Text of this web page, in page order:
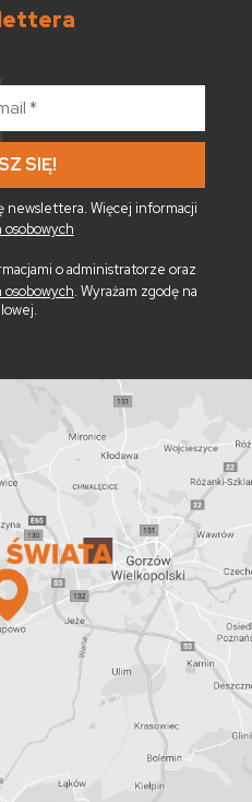
newslettera. Więcej informacji
o administratorze oraz
. Wyrażam zgodę na